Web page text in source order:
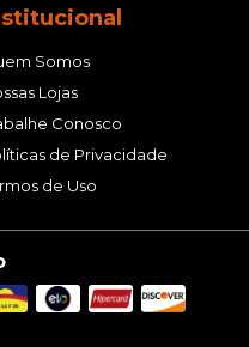
Somos
Lojas
Conosco
de Privacidade
de Uso